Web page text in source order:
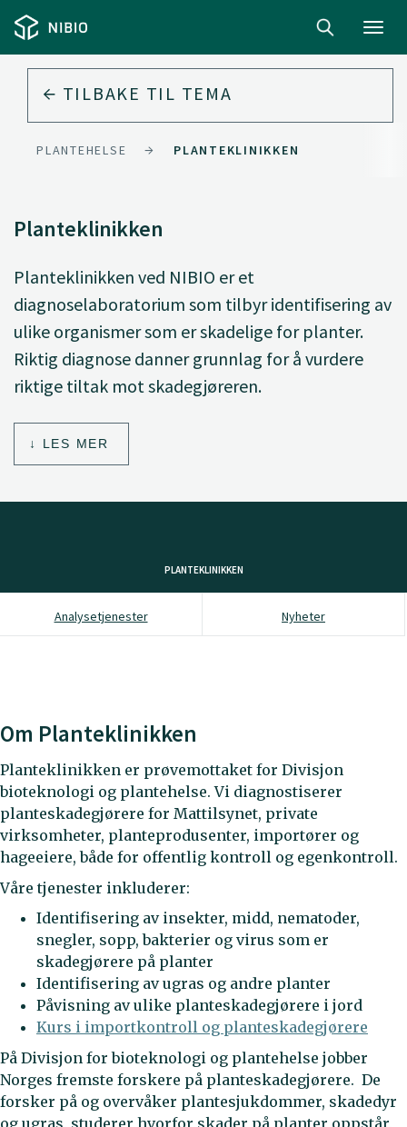
TILBAKE TIL TEMA
PLANTEHELSE PLANTEKLINIKKEN
Planteklinikken
Planteklinikken ved NIBIO er et
diagnoselaboratorium som tilbyr identifisering av
ulike organismer som er skadelige for planter.
Riktig diagnose danner grunnlag for å vurdere
riktige tiltak mot skadegjøreren.
LES MER
PLANTEKLINIKKEN
Analysetjenester Nyheter
Om Planteklinikken
Planteklinikken er prøvemottaket for Divisjon
bioteknologi og plantehelse. Vi diagnostiserer
planteskadegjørere for Mattilsynet, private
virksomheter, planteprodusenter, importører og
hageeiere, både for offentlig kontroll og egenkontroll.
Våre tjenester inkluderer:
Identifisering av insekter, midd, nematoder,
snegler, sopp, bakterier og virus som er
skadegjørere på planter
Identifisering av ugras og andre planter
Påvisning av ulike planteskadegjørere i jord
Kurs i importkontroll og planteskadegjørere
På Divisjon for bioteknologi og plantehelse jobber
Norges fremste forskere på planteskadegjørere. De
forsker på og overvåker plantesjukdommer, skadedyr
og ugras, studerer hvorfor skader på planter oppstår,